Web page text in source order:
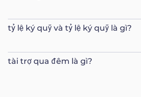
tỷ lệ ký quỹ và tỷ lệ ký quỹ là gì?
tài trợ qua đêm là gì?